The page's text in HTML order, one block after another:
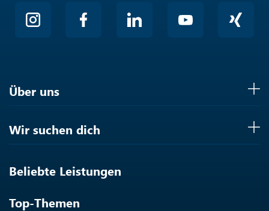
Über uns
Wir suchen dich
Beliebte Leistungen
Top-Themen